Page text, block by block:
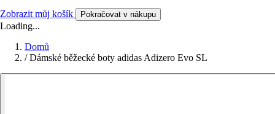
Zobrazit můj košík Pokračovat v nákupu
Loading...
Domů
/ Dámské běžecké boty adidas Adizero Evo SL